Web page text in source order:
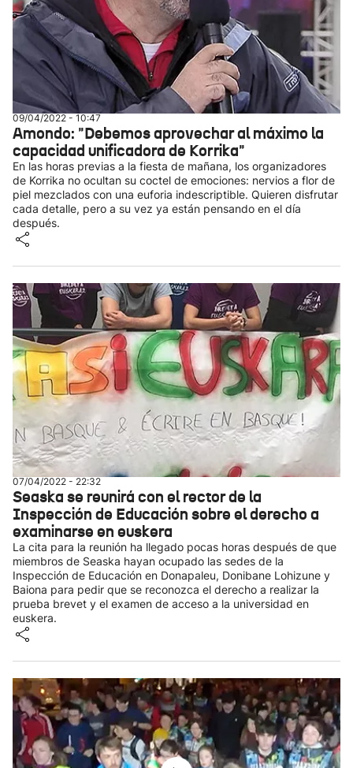
09/04/2022 - 10:47
Amondo: "Debemos aprovechar al máximo la
capacidad unificadora de Korrika"
En las horas previas a la fiesta de mañana, los organizadores
de Korrika no ocultan su coctel de emociones: nervios a flor de
piel mezclados con una euforia indescriptible. Quieren disfrutar
cada detalle, pero a su vez ya están pensando en el día
después.
07/04/2022 - 22:32
Seaska se reunirá con el rector de la
Inspección de Educación sobre el derecho a
examinarse en euskera
La cita para la reunión ha llegado pocas horas después de que
miembros de Seaska hayan ocupado las sedes de la
Inspección de Educación en Donapaleu, Donibane Lohizune y
Baiona para pedir que se reconozca el derecho a realizar la
prueba brevet y el examen de acceso a la universidad en
euskera.